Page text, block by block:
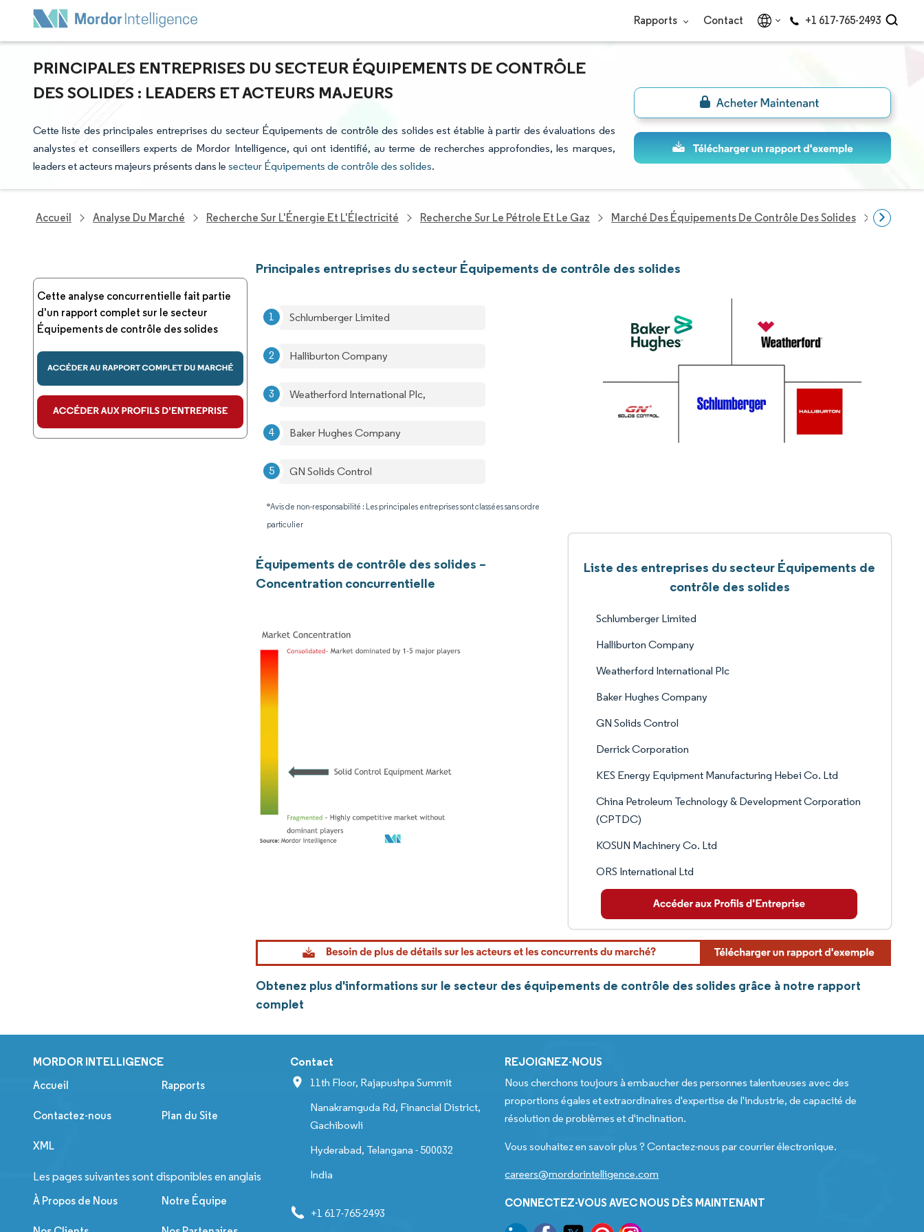
Rapports Contact +1 617-765-2493
PRINCIPALES ENTREPRISES DU SECTEUR ÉQUIPEMENTS DE CONTRÔLE
DES SOLIDES : LEADERS ET ACTEURS MAJEURS
Cette liste des principales entreprises du secteur Équipements de contrôle des solides est établie à partir des évaluations des
analystes et conseillers experts de Mordor Intelligence, qui ont identifié, au terme de recherches approfondies, les marques,
leaders et acteurs majeurs présents dans le secteur Équipements de contrôle des solides.
Accueil Analyse Du Marché Recherche Sur L'Énergie Et L'Électricité Recherche Sur Le Pétrole Et Le Gaz Marché Des Équipements De Contrôle Des Solides
Cette analyse concurrentielle fait partie
d'un rapport complet sur le secteur
Équipements de contrôle des solides
Principales entreprises du secteur Équipements de contrôle des solides
Schlumberger Limited
Halliburton Company
Weatherford International Plc,
Baker Hughes Company
GN Solids Control
*Avis de non-responsabilité : Les principales entreprises sont classées sans ordre
particulier
Équipements de contrôle des solides –
Concentration concurrentielle
Liste des entreprises du secteur Équipements de
contrôle des solides
Schlumberger Limited
Halliburton Company
Weatherford International Plc
Baker Hughes Company
GN Solids Control
Derrick Corporation
KES Energy Equipment Manufacturing Hebei Co. Ltd
China Petroleum Technology & Development Corporation
(CPTDC)
KOSUN Machinery Co. Ltd
ORS International Ltd
Obtenez plus d'informations sur le secteur des équipements de contrôle des solides grâce à notre rapport
complet
MORDOR INTELLIGENCE
Accueil Rapports
Contactez-nous Plan du Site
XML
Les pages suivantes sont disponibles en anglais
À Propos de Nous Notre Équipe
Contact
11th Floor, Rajapushpa Summit
Nanakramguda Rd, Financial District,
Gachibowli
Hyderabad, Telangana - 500032
India
+1 617-765-2493
REJOIGNEZ-NOUS
Nous cherchons toujours à embaucher des personnes talentueuses avec des
proportions égales et extraordinaires d'expertise de l'industrie, de capacité de
résolution de problèmes et d'inclination.
Vous souhaitez en savoir plus ? Contactez-nous par courrier électronique.
careers@mordorintelligence.com
CONNECTEZ-VOUS AVEC NOUS DÈS MAINTENANT